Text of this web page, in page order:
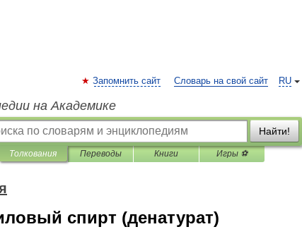
RU
Запомнить сайт Словарь на свой сайт
на Академике
Найти!
Толкования Переводы Книги Игры ⚽
спирт (денатурат)